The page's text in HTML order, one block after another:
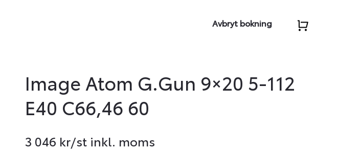
Avbryt bokning
Image Atom G.Gun 9×20 5-112
E40 C66,46 60
3 046 kr/st inkl. moms